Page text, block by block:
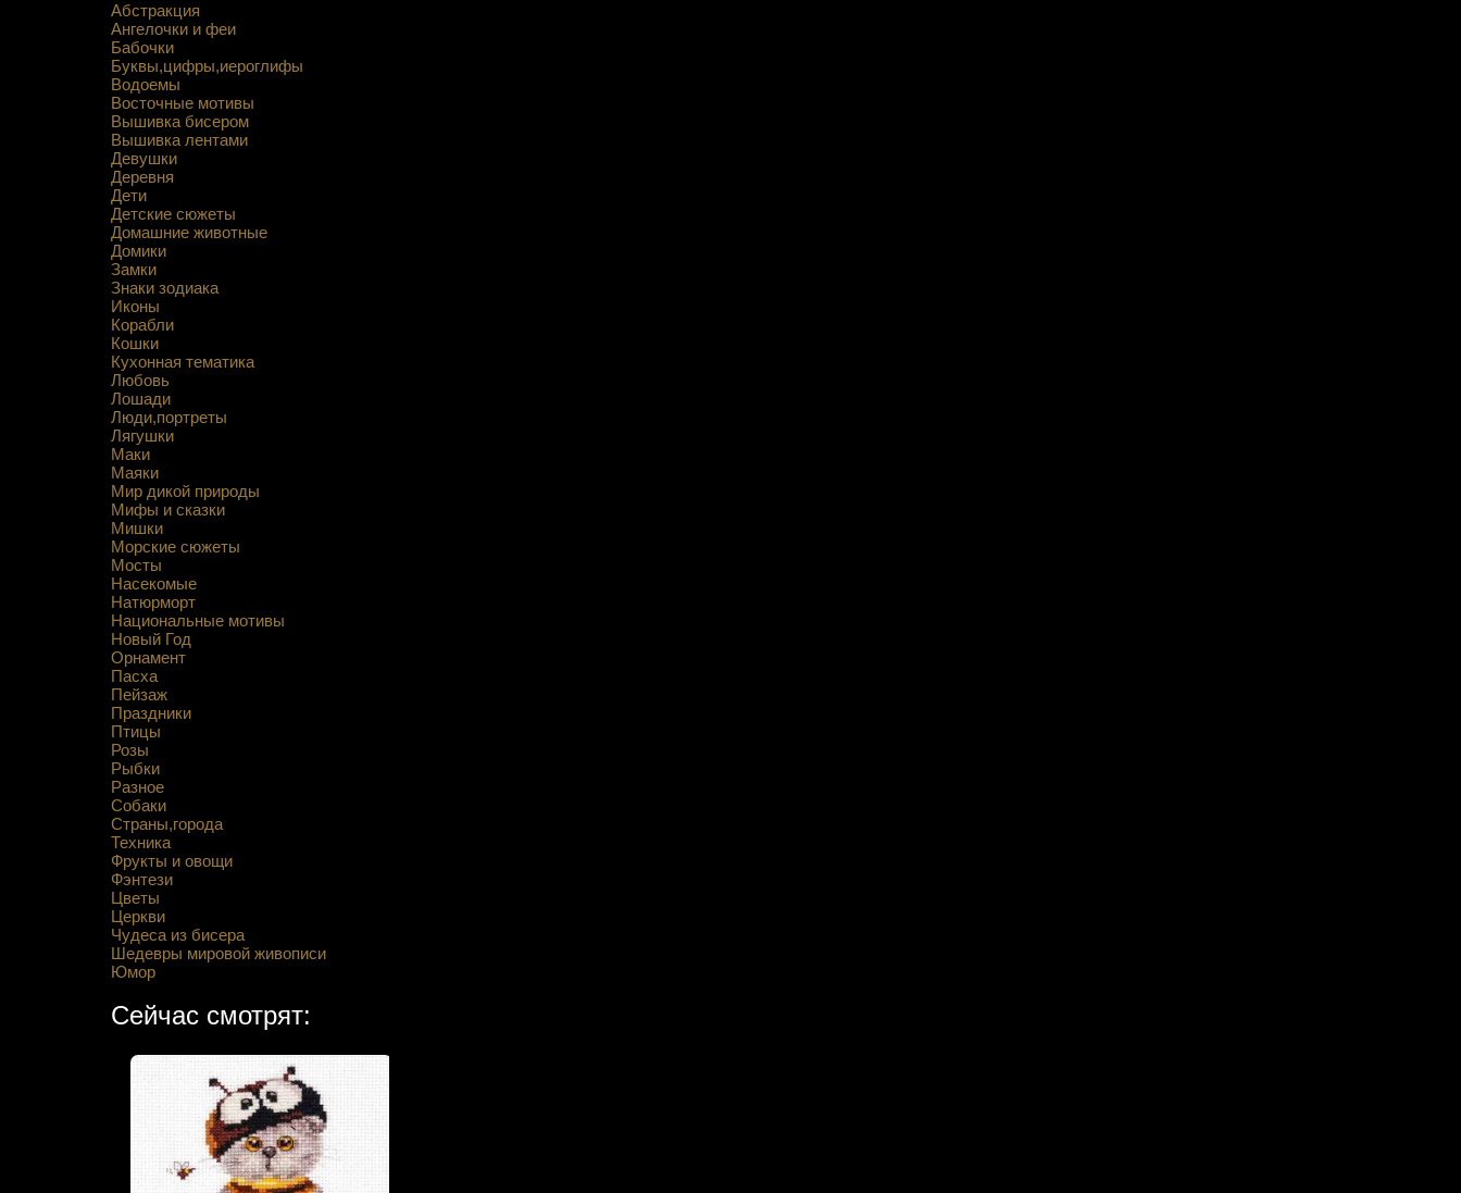
Абстракция
Ангелочки и феи
Бабочки
Буквы,цифры,иероглифы
Водоемы
Восточные мотивы
Вышивка бисером
Вышивка лентами
Девушки
Деревня
Дети
Детские сюжеты
Домашние животные
Домики
Замки
Знаки зодиака
Иконы
Корабли
Кошки
Кухонная тематика
Любовь
Лошади
Люди,портреты
Лягушки
Маки
Маяки
Мир дикой природы
Мифы и сказки
Мишки
Морские сюжеты
Мосты
Насекомые
Натюрморт
Национальные мотивы
Новый Год
Орнамент
Пасха
Пейзаж
Праздники
Птицы
Розы
Рыбки
Разное
Собаки
Страны,города
Техника
Фрукты и овощи
Фэнтези
Цветы
Церкви
Чудеса из бисера
Шедевры мировой живописи
Юмор
Сейчас смотрят: